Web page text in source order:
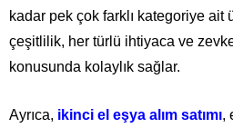
kadar pek çok farklı kategoriye ait
çeşitlilik, her türlü ihtiyaca ve
konusunda kolaylık sağlar.
Ayrıca, ikinci el eşya alım satımı,